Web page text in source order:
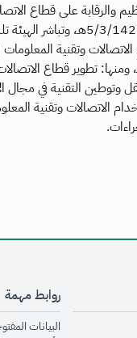
والرقابة على قطاع
مجلس الوزراء رقم (74)
الاتصالات وتقنية
وتاريخ 2/11/1443هـ، ومنها:
وتوطين التقنية في
الاتصالات وتقنية
روابط مهمة
البيانات